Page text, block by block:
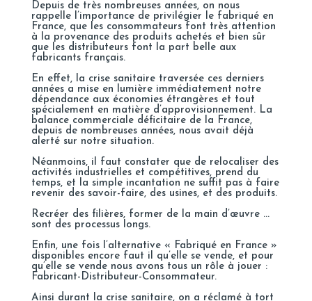
Depuis de très nombreuses années, on nous
rappelle l’importance de privilégier le fabriqué en
France, que les consommateurs font très attention
à la provenance des produits achetés et bien sûr
que les distributeurs font la part belle aux
fabricants français.
En effet, la crise sanitaire traversée ces derniers
années a mise en lumière immédiatement notre
dépendance aux économies étrangères et tout
spécialement en matière d’approvisionnement. La
balance commerciale déficitaire de la France,
depuis de nombreuses années, nous avait déjà
alerté sur notre situation.
Néanmoins, il faut constater que de relocaliser des
activités industrielles et compétitives, prend du
temps, et la simple incantation ne suffit pas à faire
revenir des savoir-faire, des usines, et des produits.
Recréer des filières, former de la main d’œuvre …
sont des processus longs.
Enfin, une fois l’alternative « Fabriqué en France »
disponibles encore faut il qu’elle se vende, et pour
qu’elle se vende nous avons tous un rôle à jouer :
Fabricant-Distributeur-Consommateur.
Ainsi durant la crise sanitaire, on a réclamé à tort